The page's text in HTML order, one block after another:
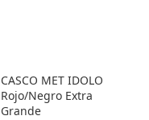
CASCO MET IDOLO
Rojo/Negro Extra
Grande